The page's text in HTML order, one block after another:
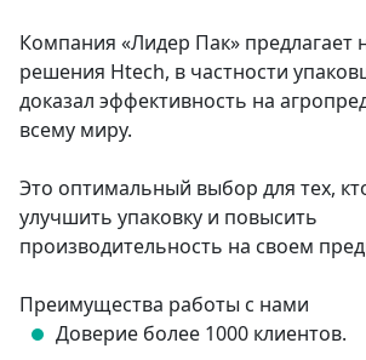
Компания «Лидер Пак» предлагает
решения Htech, в частности
доказал эффективность на
всему миру.
Это оптимальный выбор для тех,
улучшить упаковку и повысить
производительность на своем
Преимущества работы с нами
Доверие более 1000 клиентов.